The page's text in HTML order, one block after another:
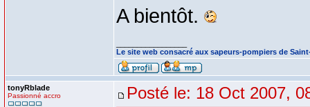
A bientôt.
Le site web consacré aux sapeurs-pompiers de
tonyRblade
Passionné accro Posté le: 18 Oct 2007,